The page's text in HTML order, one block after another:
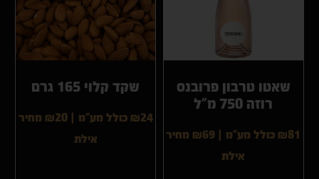
שאטו טרבון פרובנס
רוזה 750 מ”ל
₪81 כולל מע"מ ₪69 מחיר
אילת
שקד קלוי 165 גרם
₪24 כולל מע"מ |
₪20 מחיר
אילת